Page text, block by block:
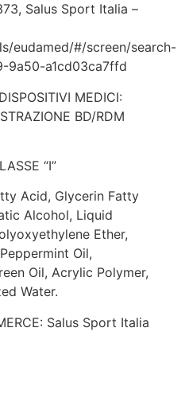
Salus Sport Italia –
eudamed/#/screen/search-
9a50-a1cd03ca7ffd
MEDICI:
BD/RDM
“I”
Acid, Glycerin Fatty
Alcohol, Liquid
Ether,
Oil,
Oil, Acrylic Polymer,
Water.
Salus Sport Italia